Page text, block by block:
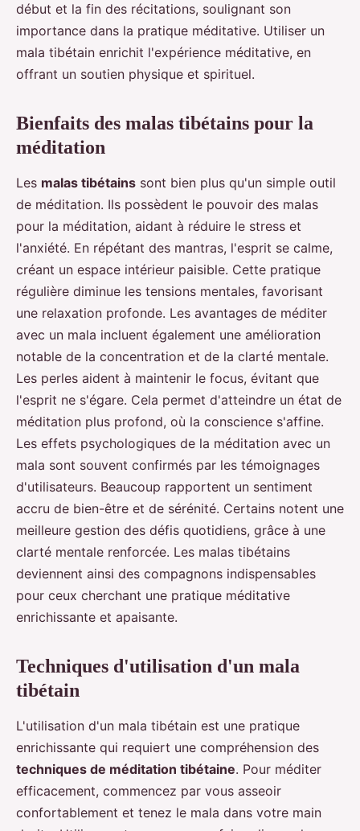
début et la fin des récitations, soulignant son
importance dans la pratique méditative. Utiliser un
mala tibétain enrichit l'expérience méditative, en
offrant un soutien physique et spirituel.
Bienfaits des malas tibétains pour la
méditation
Les malas tibétains sont bien plus qu'un simple outil
de méditation. Ils possèdent le pouvoir des malas
pour la méditation, aidant à réduire le stress et
l'anxiété. En répétant des mantras, l'esprit se calme,
créant un espace intérieur paisible. Cette pratique
régulière diminue les tensions mentales, favorisant
une relaxation profonde. Les avantages de méditer
avec un mala incluent également une amélioration
notable de la concentration et de la clarté mentale.
Les perles aident à maintenir le focus, évitant que
l'esprit ne s'égare. Cela permet d'atteindre un état de
méditation plus profond, où la conscience s'affine.
Les effets psychologiques de la méditation avec un
mala sont souvent confirmés par les témoignages
d'utilisateurs. Beaucoup rapportent un sentiment
accru de bien-être et de sérénité. Certains notent une
meilleure gestion des défis quotidiens, grâce à une
clarté mentale renforcée. Les malas tibétains
deviennent ainsi des compagnons indispensables
pour ceux cherchant une pratique méditative
enrichissante et apaisante.
Techniques d'utilisation d'un mala
tibétain
L'utilisation d'un mala tibétain est une pratique
enrichissante qui requiert une compréhension des
techniques de méditation tibétaine. Pour méditer
efficacement, commencez par vous asseoir
confortablement et tenez le mala dans votre main